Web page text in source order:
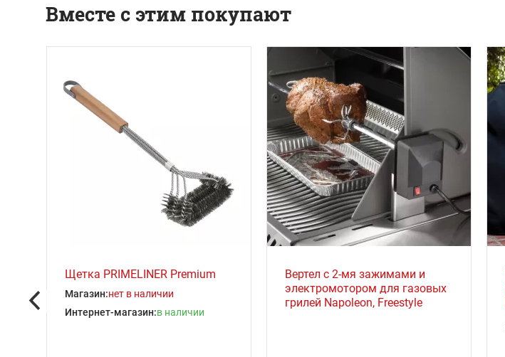
Вместе с этим покупают
Щетка PRIMELINER Premium
Магазин:нет в наличии
Интернет-магазин:в наличии
Вертел с 2-мя зажимами и
электромотором для газовых
грилей Napoleon, Freestyle